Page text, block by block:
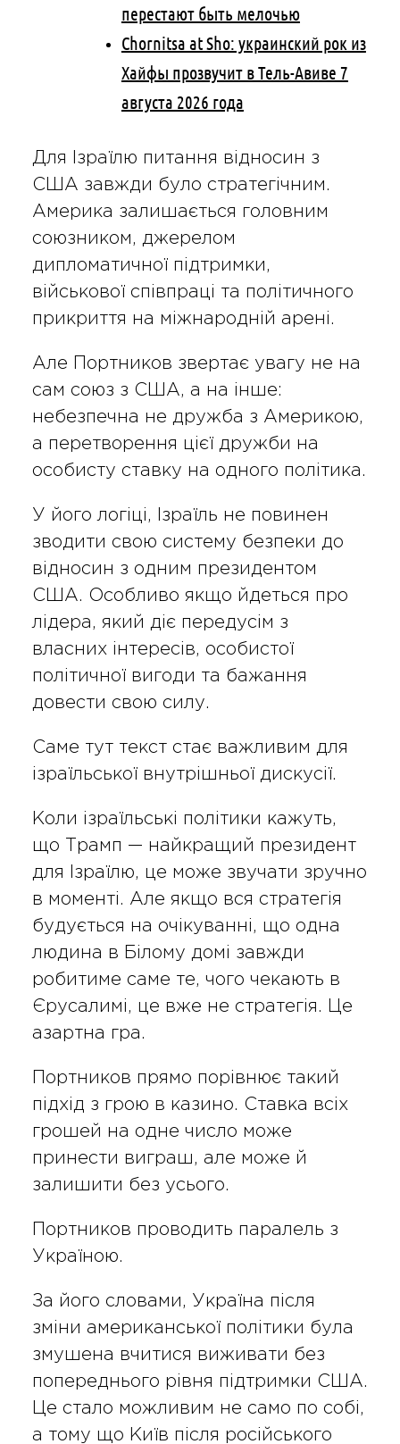
перестают быть мелочью
Chornitsa at Sho: украинский рок из
Хайфы прозвучит в Тель-Авиве 7
августа 2026 года
Для Ізраїлю питання відносин з
США завжди було стратегічним.
Америка залишається головним
союзником, джерелом
дипломатичної підтримки,
військової співпраці та політичного
прикриття на міжнародній арені.
Але Портников звертає увагу не на
сам союз з США, а на інше:
небезпечна не дружба з Америкою,
а перетворення цієї дружби на
особисту ставку на одного політика.
У його логіці, Ізраїль не повинен
зводити свою систему безпеки до
відносин з одним президентом
США. Особливо якщо йдеться про
лідера, який діє передусім з
власних інтересів, особистої
політичної вигоди та бажання
довести свою силу.
Саме тут текст стає важливим для
ізраїльської внутрішньої дискусії.
Коли ізраїльські політики кажуть,
що Трамп — найкращий президент
для Ізраїлю, це може звучати зручно
в моменті. Але якщо вся стратегія
будується на очікуванні, що одна
людина в Білому домі завжди
робитиме саме те, чого чекають в
Єрусалимі, це вже не стратегія. Це
азартна гра.
Портников прямо порівнює такий
підхід з грою в казино. Ставка всіх
грошей на одне число може
принести виграш, але може й
залишити без усього.
Портников проводить паралель з
Україною.
За його словами, Україна після
зміни американської політики була
змушена вчитися виживати без
попереднього рівня підтримки США.
Це стало можливим не само по собі,
а тому що Київ після російського